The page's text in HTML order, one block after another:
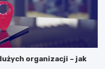
organizacji – jak